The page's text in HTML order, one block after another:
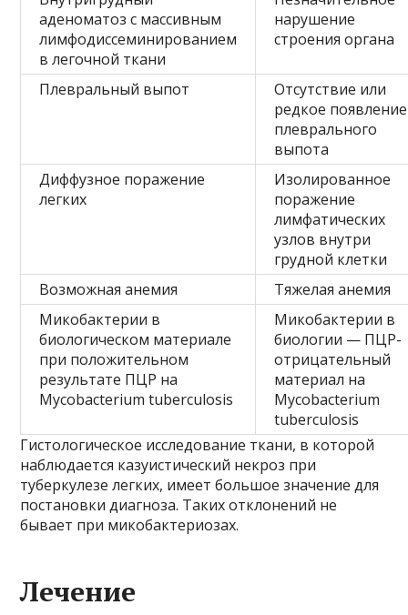
аденоматоз с массивным
лимфодиссеминированием
в легочной ткани
нарушение
строения органа
Плевральный выпот
Отсутствие или
редкое появление
плеврального
выпота
Диффузное поражение
легких
Изолированное
поражение
лимфатических
узлов внутри
грудной клетки
Возможная анемия
Тяжелая анемия
Микобактерии в
биологическом материале
при положительном
результате ПЦР на
Mycobacterium tuberculosis
Микобактерии в
биологии — ПЦР-
отрицательный
материал на
Mycobacterium
tuberculosis
Гистологическое исследование ткани, в которой
наблюдается казуистический некроз при
туберкулезе легких, имеет большое значение для
постановки диагноза. Таких отклонений не
бывает при микобактериозах.
Лечение